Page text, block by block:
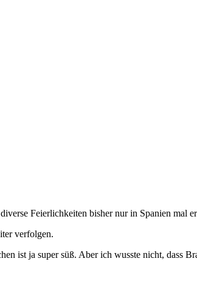
Feierlichkeiten bisher nur in Spanien mal
verfolgen.
ist ja super süß. Aber ich wusste nicht, dass